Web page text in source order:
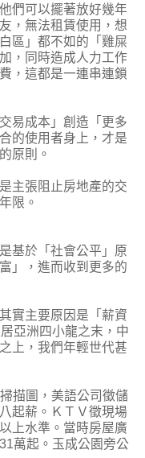
們可以擺著放好幾年
，無法租賃使用，想
區」都不如的「雞屎
，同時造成人力工作
，這都是一連串連鎖
易成本」創造「更多
的使用者身上，才是
原則。
主張阻止房地產的交
限。
基於「社會公平」原
」，進而收到更多的
實主要原因是「薪資
亞洲四小龍之末，中
上，我們年輕世代甚
描圖，美語公司徵儲
起薪。ＫＴＶ徵現場
上水準。當時房屋廣
萬起。玉成公園旁公